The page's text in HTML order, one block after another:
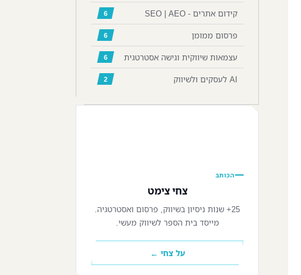
קידום אתרים - SEO | AEO 6
פרסום ממומן 6
עצמאות שיווקית וגישה אסטרטגית 6
AI לעסקים ולשיווק 2
הכותב
צחי צימט
25+ שנות ניסיון בשיווק, פרסום ואסטרטגיה.
מייסד בית הספר לשיווק מעשי.
על צחי ←